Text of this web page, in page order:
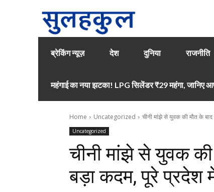
ब्रेकिंग न्यूज़ देश दुनिया राजनीति
महंगाई का नया झटका! LPG सिलेंडर ₹29 महंगा, जानिए
Home Uncategorized चीनी मांझे से युवक की मौत के बाद
Uncategorized
चीनी मांझे से युवक की
बड़ा कदम, पूरे प्रदेश